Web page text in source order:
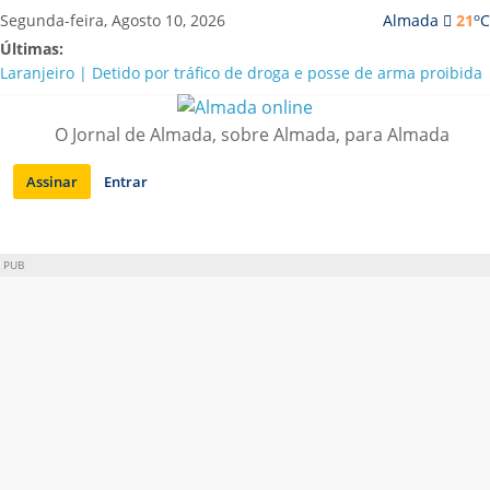
Saltar
para
conteúdo
Almada 21oC
Segunda-feira, Agosto 10, 2026
Últimas:
Laranjeiro | Detido por tráfico de droga e posse de arma proibida
A “crise” da água em Almada: ilações e ensinamentos necessários
Costa da Caparica | Polícia Marítima e ASAE detectam
irregularidades em habitações e restaurantes
APA diz que falta de água em Almada “foi um problema de má
O Jornal de Almada, sobre Almada, para Almada
Assinar Entrar
PUB